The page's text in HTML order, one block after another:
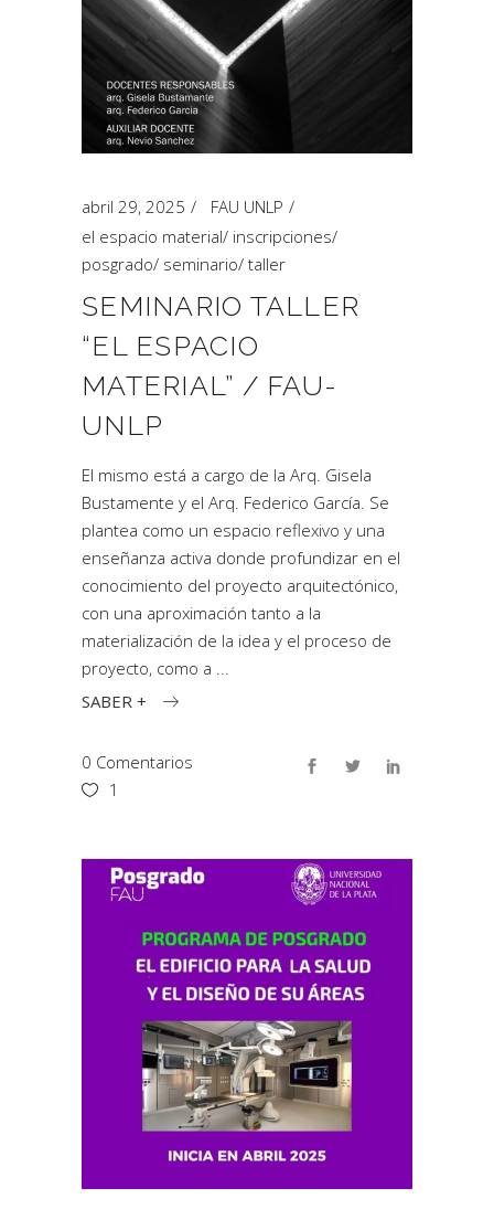
abril 29, 2025
FAU UNLP
el espacio material/ inscripciones/
posgrado/ seminario/ taller
SEMINARIO TALLER
“EL ESPACIO
MATERIAL” / FAU-
UNLP
El mismo está a cargo de la Arq. Gisela
Bustamente y el Arq. Federico García. Se
plantea como un espacio reflexivo y una
enseñanza activa donde profundizar en el
conocimiento del proyecto arquitectónico,
con una aproximación tanto a la
materialización de la idea y el proceso de
proyecto, como a
SABER +
0 Comentarios
1